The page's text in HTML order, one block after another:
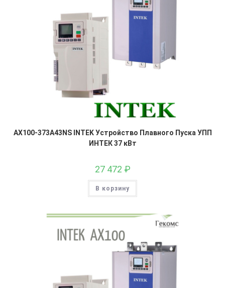
AX100-373A43NS INTEK Устройство Плавного Пуска УПП
ИНТЕК 37 кВт
27 472 ₽
В корзину